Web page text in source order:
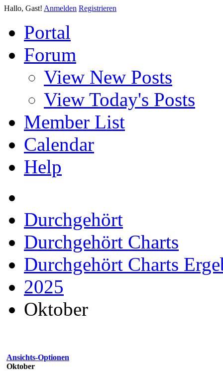
Hallo, Gast! Anmelden Registrieren
Portal
Forum
View New Posts
View Today's Posts
Member List
Calendar
Help
Durchgehört
Durchgehört Charts
Durchgehört Charts
2025
Oktober
Ansichts-Optionen
Oktober